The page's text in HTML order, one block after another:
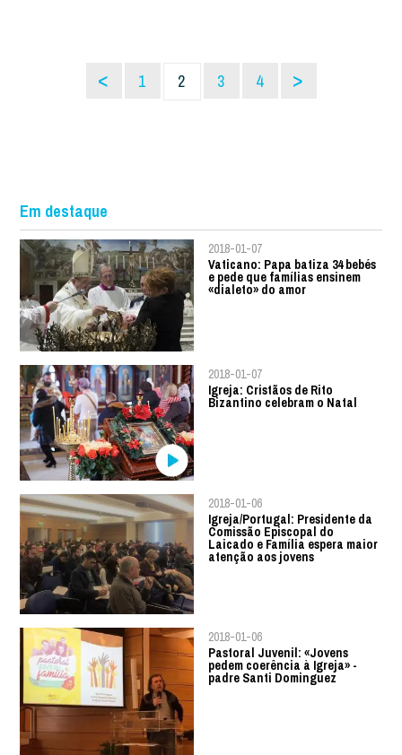
< 1 2 3 4 >
Em destaque
2018-01-07
Vaticano: Papa batiza 34 bebés
e pede que famílias ensinem
«dialeto» do amor
2018-01-07
Igreja: Cristãos de Rito
Bizantino celebram o Natal
2018-01-06
Igreja/Portugal: Presidente da
Comissão Episcopal do
Laicado e Família espera maior
atenção aos jovens
2018-01-06
Pastoral Juvenil: «Jovens
pedem coerência à Igreja» -
padre Santi Dominguez